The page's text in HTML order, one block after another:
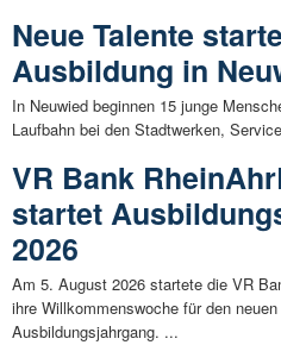
Neue Talente
Ausbildung in
In Neuwied beginnen 15 junge
Laufbahn bei den Stadtwerken,
VR Bank
startet
2026
Am 5. August 2026 startete die VR
ihre Willkommenswoche für den neuen
Ausbildungsjahrgang. ...